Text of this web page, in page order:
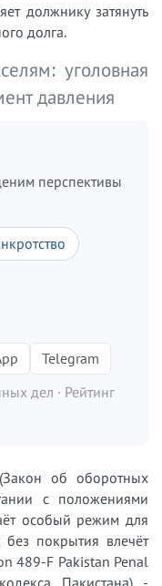
должнику затянуть
долга.
уголовная
давления
перспективы
Telegram
дел · Рейтинг
об оборотных
с положениями
особый режим для
покрытия влечёт
489-F Pakistan Penal
Пакистана) -